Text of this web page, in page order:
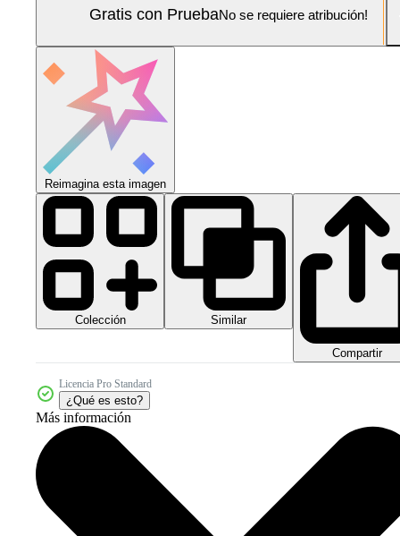
Gratis con PruebaNo se requiere atribución!
Reimagina esta imagen
Colección Similar
Compartir
Licencia Pro Standard
¿Qué es esto?
Más información